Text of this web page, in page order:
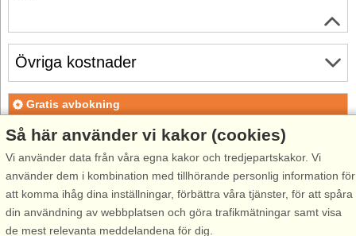
Övriga kostnader
Gratis avbokning
ankomster under perioden 18/7-2026 till 1/1-2027
Gratis avbokning fram till 35 dagar före ankomst. Gäller för
ankomster under perioden 2/1 till 31/12-2027
Se villkor här
Så här använder vi kakor (cookies)
Vi använder data från våra egna kakor och tredjepartskakor. Vi
använder dem i kombination med tillhörande personlig information för
att komma ihåg dina inställningar, förbättra våra tjänster, för att spåra
din användning av webbplatsen och göra trafikmätningar samt visa
de mest relevanta meddelandena för dig.